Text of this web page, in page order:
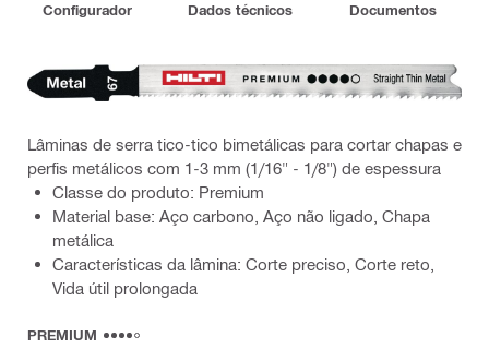
Configurador Dados técnicos Documentos
Lâminas de serra tico-tico bimetálicas para cortar chapas e
perfis metálicos com 1-3 mm (1/16" - 1/8") de espessura
Classe do produto: Premium
Material base: Aço carbono, Aço não ligado, Chapa
metálica
Características da lâmina: Corte preciso, Corte reto,
Vida útil prolongada
PREMIUM